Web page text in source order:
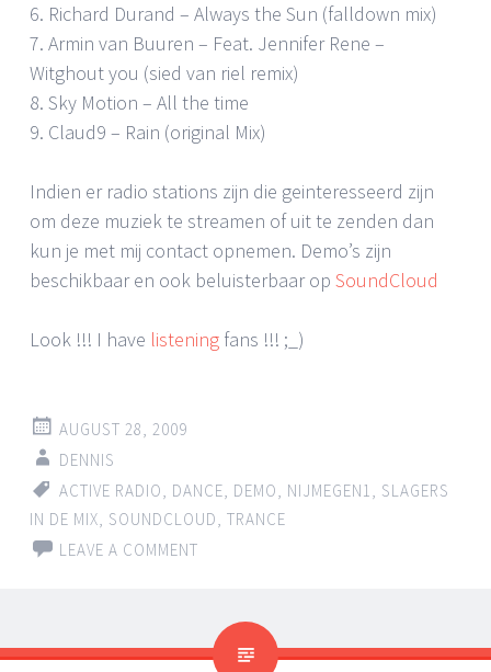
6. Richard Durand – Always the Sun (falldown mix)
7. Armin van Buuren – Feat. Jennifer Rene –
Witghout you (sied van riel remix)
8. Sky Motion – All the time
9. Claud9 – Rain (original Mix)
Indien er radio stations zijn die geinteresseerd zijn
om deze muziek te streamen of uit te zenden dan
kun je met mij contact opnemen. Demo’s zijn
beschikbaar en ook beluisterbaar op SoundCloud
Look !!! I have listening fans !!! ;_)
AUGUST 28, 2009
DENNIS
ACTIVE RADIO, DANCE, DEMO, NIJMEGEN1, SLAGERS
IN DE MIX, SOUNDCLOUD, TRANCE
LEAVE A COMMENT